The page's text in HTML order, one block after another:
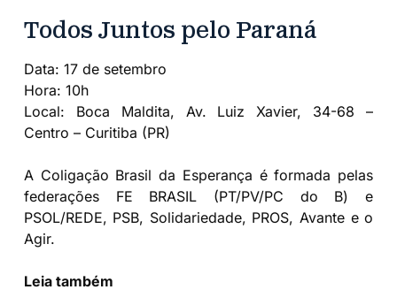
Todos Juntos pelo Paraná
Data: 17 de setembro
Hora: 10h
Local: Boca Maldita, Av. Luiz Xavier, 34-68 –
Centro – Curitiba (PR)
A Coligação Brasil da Esperança é formada pelas
federações FE BRASIL (PT/PV/PC do B) e
PSOL/REDE, PSB, Solidariedade, PROS, Avante e o
Agir.
Leia também